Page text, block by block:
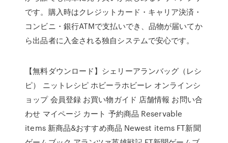
です。購入時はクレジットカード・キャリア決済・
コンビニ・銀行ATMで支払いでき、品物が届いてか
ら出品者に入金される独自システムで安心です。
【無料ダウンロード】シェリーアランバッグ（レシ
ピ） ニットレシピ ホビーラホビーレ オンラインシ
ョップ 会員登録 お買い物ガイド 店舗情報 お問い合
わせ マイページ カート 予約商品 Reservable
items 新商品&おすすめ商品 Newest items FT新聞